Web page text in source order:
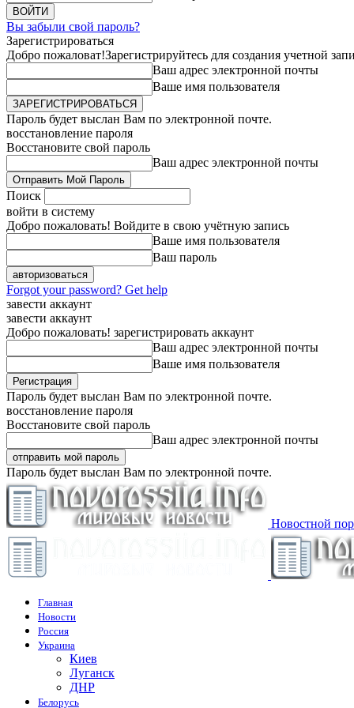
Вы забыли свой пароль?
Зарегистрироваться
Добро пожаловат!Зарегистрируйтесь для создания учетной
Ваш адрес электронной почты
Ваше имя пользователя
Пароль будет выслан Вам по электронной почте.
восстановление пароля
Восстановите свой пароль
Ваш адрес электронной почты
Поиск
войти в систему
Добро пожаловать! Войдите в свою учётную запись
Ваше имя пользователя
Ваш пароль
Forgot your password? Get help
завести аккаунт
завести аккаунт
Добро пожаловать! зарегистрировать аккаунт
Ваш адрес электронной почты
Ваше имя пользователя
Пароль будет выслан Вам по электронной почте.
восстановление пароля
Восстановите свой пароль
Ваш адрес электронной почты
Пароль будет выслан Вам по электронной почте.
Новостной
Главная
Новости
Россия
Украина
Киев
Луганск
ДНР
Белорусь